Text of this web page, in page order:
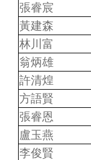
張睿宸
黃建森
林川富
翁炳雄
許清煌
方語賢
張睿恩
盧玉燕
李俊賢